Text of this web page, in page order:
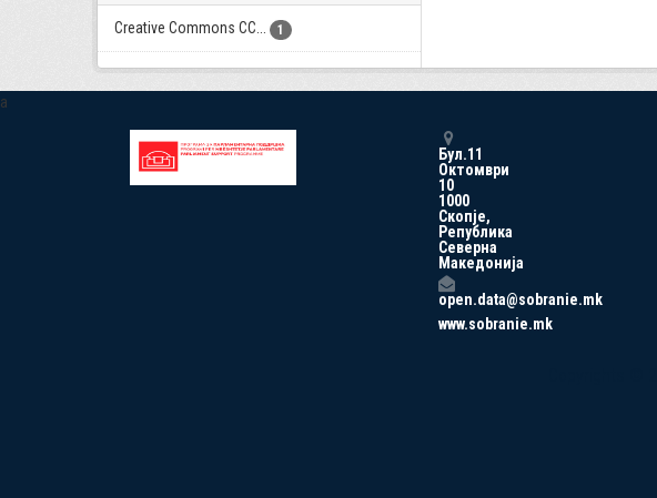
Creative Commons CC... 1
a
Бул.11
Октомври
10
1000
Скопје,
Република
Северна
Македонија
open.data@sobranie.mk
www.sobranie.mk